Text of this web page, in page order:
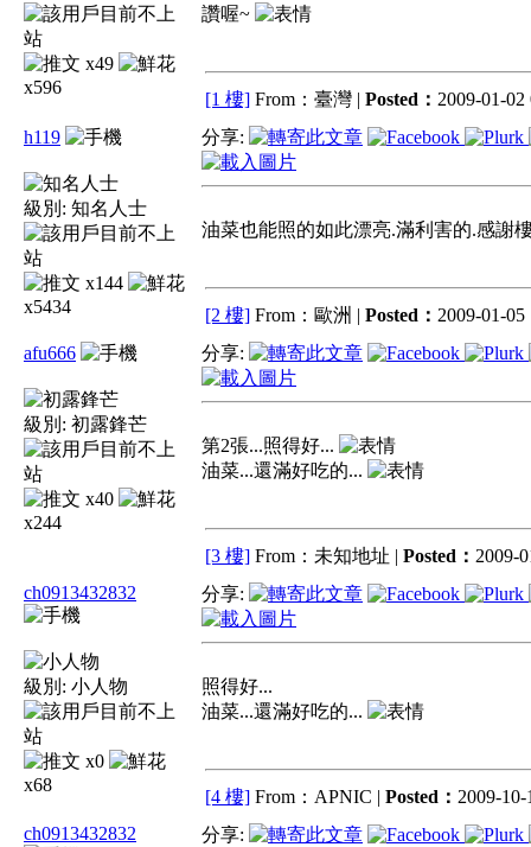
x49
x596
讚喔~
[1 樓] From：臺灣 | Posted： 2009-01-02
h119
級別: 知名人士
x144
x5434
分享:
油菜也能照的如此漂亮.滿利害的.感謝
[2 樓] From：歐洲 | Posted： 2009-01-05
afu666
級別: 初露鋒芒
x40
x244
分享:
第2張...照得好...
油菜...還滿好吃的...
[3 樓] From：未知地址 | Posted： 2009-
ch0913432832
級別: 小人物
x0
x68
分享:
照得好...
油菜...還滿好吃的...
[4 樓] From：APNIC | Posted： 2009-10-
ch0913432832
分享: